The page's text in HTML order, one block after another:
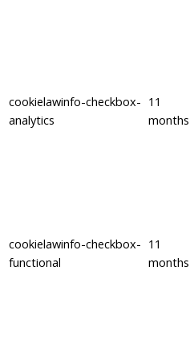
cookielawinfo-checkbox-
analytics
11
months
cookielawinfo-checkbox-
functional
11
months